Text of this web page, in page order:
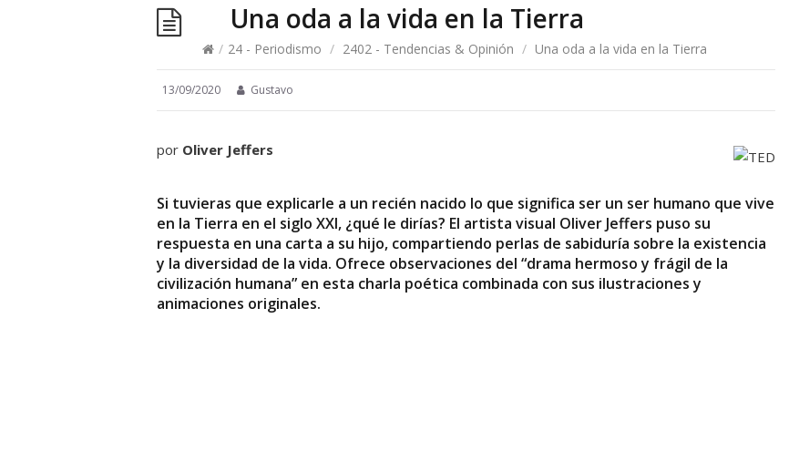
Una oda a la vida en la Tierra
/ 24 - Periodismo / 2402 - Tendencias & Opinión / Una oda a la vida en la Tierra
13/09/2020 Gustavo
por Oliver Jeffers
Si tuvieras que explicarle a un recién nacido lo que significa ser un ser humano que vive
en la Tierra en el siglo XXI, ¿qué le dirías? El artista visual Oliver Jeffers puso su
respuesta en una carta a su hijo, compartiendo perlas de sabiduría sobre la existencia
y la diversidad de la vida. Ofrece observaciones del “drama hermoso y frágil de la
civilización humana” en esta charla poética combinada con sus ilustraciones y
animaciones originales.